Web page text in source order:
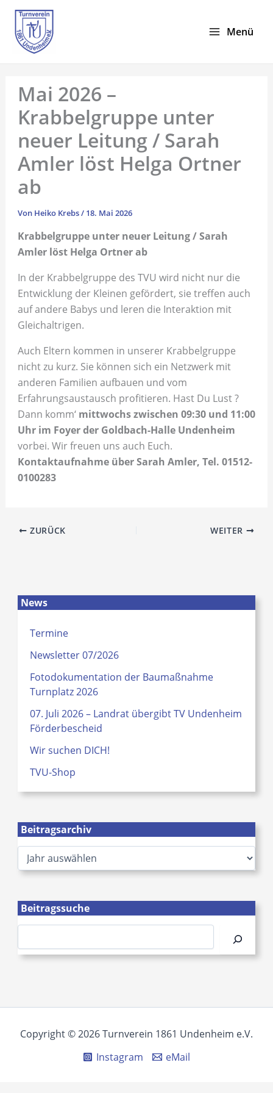
Zum
Inhalt
springen
Menü
News
Termine
Newsletter 07/2026
Fotodokumentation der Baumaßnahme
Turnplatz 2026
07. Juli 2026 – Landrat übergibt TV Undenheim
Förderbescheid
Wir suchen DICH!
TVU-Shop
Beitragsarchiv
A
i
Beitragssuche
Suchen
Mai 2026 –
Krabbelgruppe unter
neuer Leitung / Sarah
Amler löst Helga Ortner
ab
Von Heiko Krebs/ 18. Mai 2026
Krabbelgruppe unter neuer Leitung / Sarah
Amler löst Helga Ortner ab
In der Krabbelgruppe des TVU wird nicht nur die
Entwicklung der Kleinen gefördert, sie treffen auch
auf andere Babys und leren die Interaktion mit
Gleichaltrigen.
Auch Eltern kommen in unserer Krabbelgruppe
nicht zu kurz. Sie können sich ein Netzwerk mit
anderen Familien aufbauen und vom
Erfahrungsaustausch profitieren. Hast Du Lust ?
Dann komm‘ mittwochs zwischen 09:30 und 11:00
Uhr im Foyer der Goldbach-Halle Undenheim
vorbei. Wir freuen uns auch Euch.
Kontaktaufnahme über Sarah Amler, Tel. 01512-
0100283
ZURÜCK WEITER
Copyright © 2026 Turnverein 1861 Undenheim e.V.
Instagram
eMail